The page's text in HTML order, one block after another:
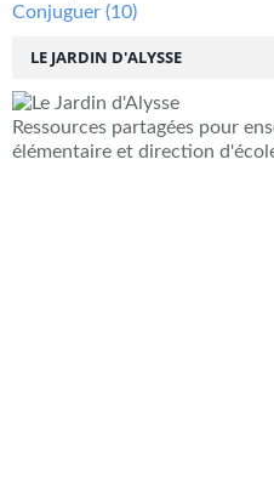
LE JARDIN D'ALYSSE
Ressources partagées pour
élémentaire et direction
Conjuguer (10)